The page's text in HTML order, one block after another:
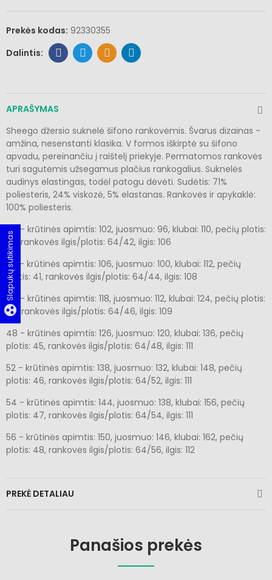
Prekės kodas: 92330355
APRAŠYMAS
Sheego džersio suknelė šifono rankovėmis. Švarus dizainas -
amžina, nesenstanti klasika. V formos iškirptė su šifono
apvadu, pereinančiu į raištelį priekyje. Permatomos rankovės
turi sagutėmis užsegamus plačius rankogalius. Suknelės
audinys elastingas, todėl patogu dėvėti. Sudėtis: 71%
poliesteris, 24% viskozė, 5% elastanas. Rankovės ir apykaklė:
100% poliesteris.
40 - krūtinės apimtis: 102, juosmuo: 96, klubai: 110, pečių plotis:
39, rankovės ilgis/plotis: 64/42, ilgis: 106
42 - krūtinės apimtis: 106, juosmuo: 100, klubai: 112, pečių
plotis: 41, rankovės ilgis/plotis: 64/44, ilgis: 108
46 - krūtinės apimtis: 118, juosmuo: 112, klubai: 124, pečių plotis:
43, rankovės ilgis/plotis: 64/46, ilgis: 109
48 - krūtinės apimtis: 126, juosmuo: 120, klubai: 136, pečių
plotis: 45, rankovės ilgis/plotis: 64/48, ilgis: 111
52 - krūtinės apimtis: 138, juosmuo: 132, klubai: 148, pečių
plotis: 46, rankovės ilgis/plotis: 64/52, ilgis: 111
54 - krūtinės apimtis: 144, juosmuo: 138, klubai: 156, pečių
plotis: 47, rankovės ilgis/plotis: 64/54, ilgis: 111
56 - krūtinės apimtis: 150, juosmuo: 146, klubai: 162, pečių
plotis: 48, rankovės ilgis/plotis: 64/56, ilgis: 112
PREKĖ DETALIAU
Panašios prekės
group_work
Slapukų sutikimas